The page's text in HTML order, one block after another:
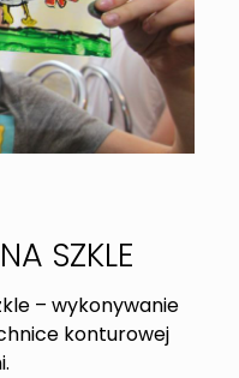
SZKLE
– wykonywanie
konturowej